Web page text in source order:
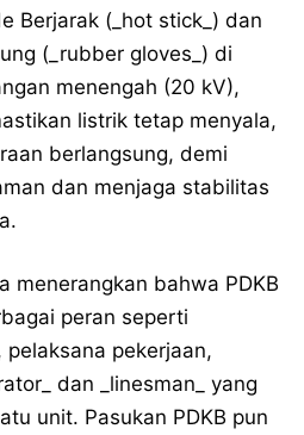
Berjarak (_hot stick_) dan
(_rubber gloves_) di
menengah (20 kV),
listrik tetap menyala,
berlangsung, demi
dan menjaga stabilitas
menerangkan bahwa PDKB
peran seperti
pekerjaan,
dan _linesman_ yang
unit. Pasukan PDKB pun